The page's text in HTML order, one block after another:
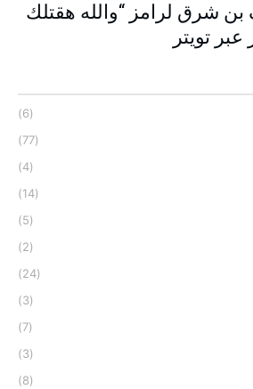
شرق لرامز “والله هقتلك
تويتر
(6)
(77)
(4)
(14)
(5)
(2)
(24)
(3)
(7)
(3)
(8)